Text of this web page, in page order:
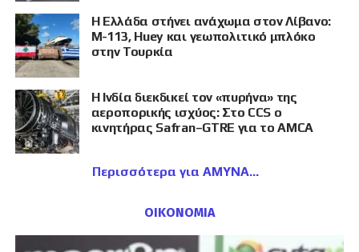
Η Ελλάδα στήνει ανάχωμα στον Λίβανο:
M-113, Huey και γεωπολιτικό μπλόκο
στην Τουρκία
Η Ινδία διεκδικεί τον «πυρήνα» της
αεροπορικής ισχύος: Στο CCS ο
κινητήρας Safran–GTRE για το AMCA
Περισσότερα για ΑΜΥΝΑ
ΟΙΚΟΝΟΜΙΑ